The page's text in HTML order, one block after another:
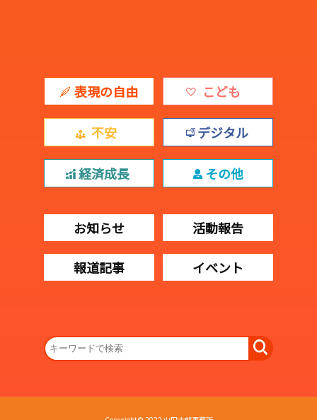
表現の自由 こども
不安 デジタル
経済成長 その他
お知らせ 活動報告
報道記事 イベント